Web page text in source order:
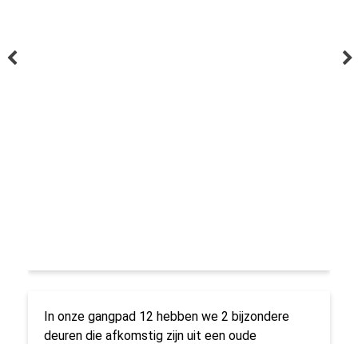
In onze gangpad 12 hebben we 2 bijzondere
deuren die afkomstig zijn uit een oude